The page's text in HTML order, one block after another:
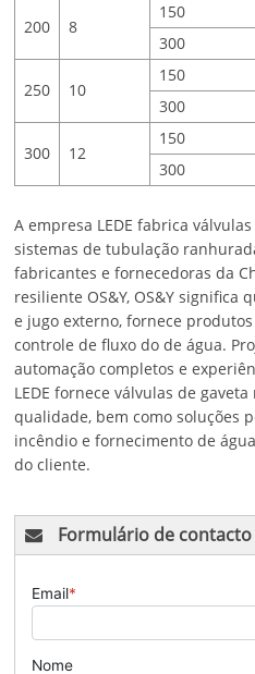
200 8
150
300
250 10
150
300
300 12
150
300
A empresa LEDE fabrica
sistemas de tubulação
fabricantes e fornecedoras da
resiliente OS&Y, OS&Y significa
e jugo externo, fornece
controle de fluxo do de água.
automação completos e
LEDE fornece válvulas de
qualidade, bem como soluções
incêndio e fornecimento de
do cliente.
Formulário de contacto